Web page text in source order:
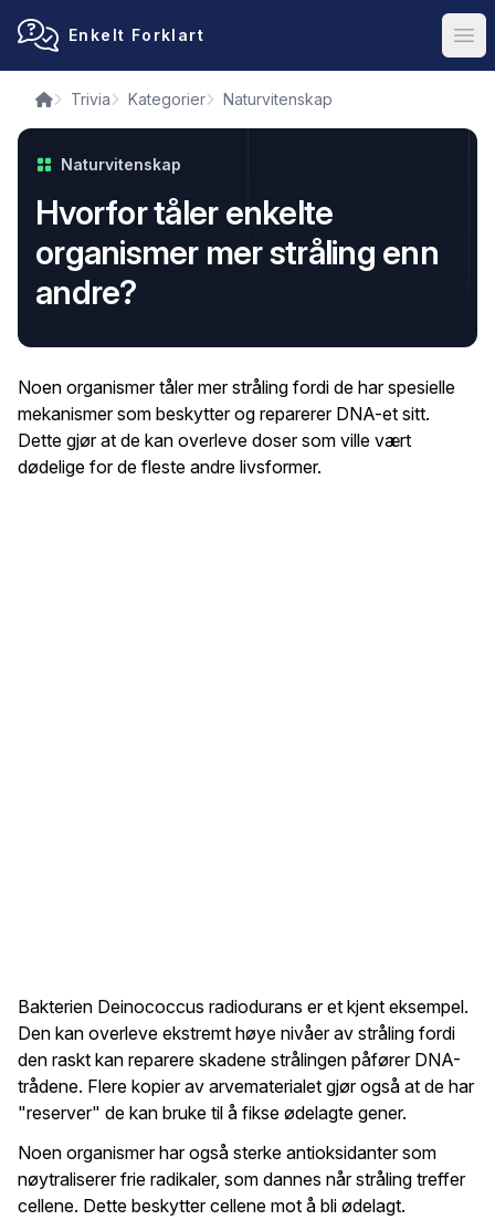
Enkelt Forklart
Trivia Kategorier Naturvitenskap
Naturvitenskap
Hvorfor tåler enkelte
organismer mer stråling enn
andre?
Noen organismer tåler mer stråling fordi de har spesielle
mekanismer som beskytter og reparerer DNA-et sitt.
Dette gjør at de kan overleve doser som ville vært
dødelige for de fleste andre livsformer.
Bakterien Deinococcus radiodurans er et kjent eksempel.
Den kan overleve ekstremt høye nivåer av stråling fordi
den raskt kan reparere skadene strålingen påfører DNA-
trådene. Flere kopier av arvematerialet gjør også at de har
"reserver" de kan bruke til å fikse ødelagte gener.
Noen organismer har også sterke antioksidanter som
nøytraliserer frie radikaler, som dannes når stråling treffer
cellene. Dette beskytter cellene mot å bli ødelagt.